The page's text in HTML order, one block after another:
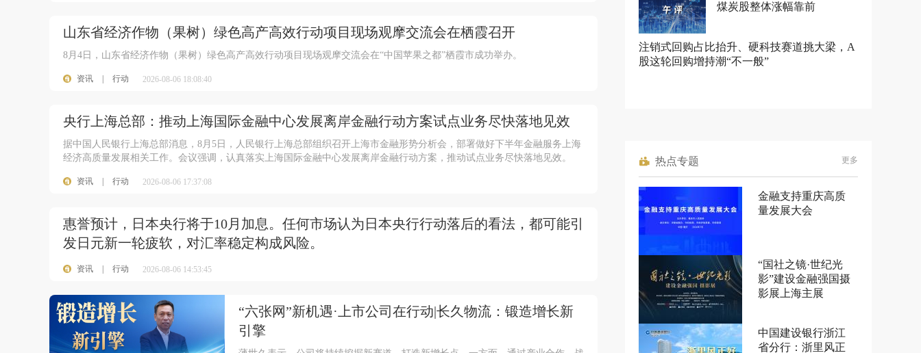
山东省经济作物（果树）绿色高产高效行动项目现场观摩交流会在栖霞召开
8月4日，山东省经济作物（果树）绿色高产高效行动项目现场观摩交流会在“中国苹果之都”栖霞市成功举办。
资讯 行动 2026-08-06 18:08:40
央行上海总部：推动上海国际金融中心发展离岸金融行动方案试点业务尽快落地见效
据中国人民银行上海总部消息，8月5日，人民银行上海总部组织召开上海市金融形势分析会，部署做好下半年金融服务上海
经济高质量发展相关工作。会议强调，认真落实上海国际金融中心发展离岸金融行动方案，推动试点业务尽快落地见效。
资讯 行动 2026-08-06 17:37:08
惠誉预计，日本央行将于10月加息。任何市场认为日本央行行动落后的看法，都可能引
发日元新一轮疲软，对汇率稳定构成风险。
资讯 行动 2026-08-06 14:53:45
“六张网”新机遇·上市公司在行动|长久物流：锻造增长新
引擎
煤炭股整体涨幅靠前
注销式回购占比抬升、硬科技赛道挑大梁，A
股这轮回购增持潮“不一般”
热点专题 更多
金融支持重庆高质
量发展大会
“国社之镜·世纪光
影”建设金融强国摄
影展上海主展
中国建设银行浙江
省分行：浙里风正